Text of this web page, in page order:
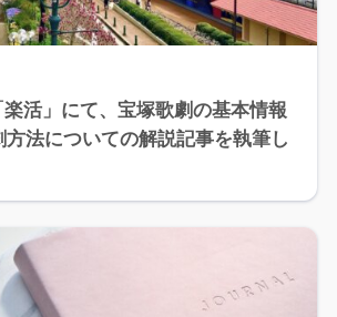
活」にて、宝塚歌劇の基本情報
法についての解説記事を執筆し